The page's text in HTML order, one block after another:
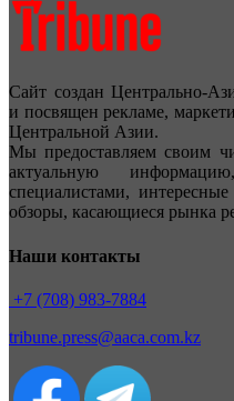
Сайт создан Центрально-
и посвящен рекламе,
Центральной Азии.
Мы предоставляем своим
актуальную
специалистами,
обзоры, касающиеся рынка
Наши контакты
+7 (708) 983-7884
tribune.press@aaca.com.kz